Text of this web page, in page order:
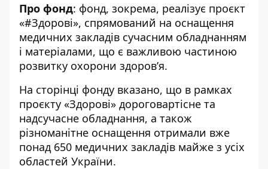
Про фонд: фонд, зокрема, реалізує проєкт
«#Здорові», спрямований на оснащення
медичних закладів сучасним обладнанням
і матеріалами, що є важливою частиною
розвитку охорони здоров’я.
На сторінці фонду вказано, що в рамках
проєкту «Здорові» дороговартісне та
надсучасне обладнання, а також
різноманітне оснащення отримали вже
понад 650 медичних закладів майже з усіх
областей України.